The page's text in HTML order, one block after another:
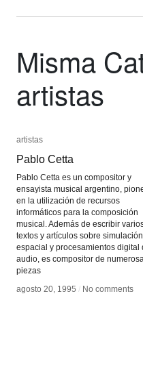
Misma
artistas
artistas
Pablo Cetta
Pablo Cetta es un compositor y
ensayista musical argentino,
en la utilización de recursos
informáticos para la composición
musical. Además de escribir
textos y artículos sobre simulación
espacial y procesamientos digital
audio, es compositor de
piezas
agosto 20, 1995 / No comments
artistas
Pablo Cetta
agosto 20, 1995 / No comments